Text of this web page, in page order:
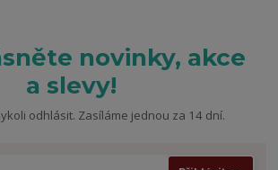
novinky, akce
a slevy!
odhlásit. Zasíláme jednou za 14 dní.